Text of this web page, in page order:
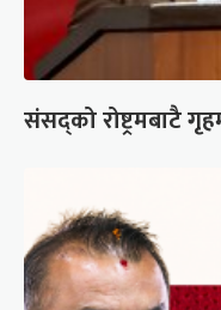
संसद्को रोष्ट्रमबाटै